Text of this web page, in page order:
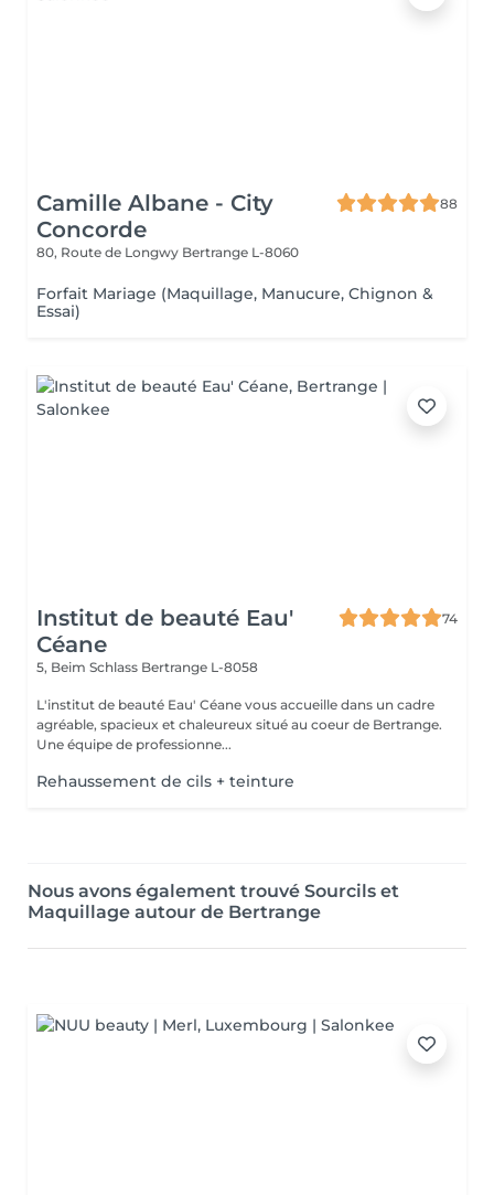
Camille Albane - City
Concorde
88
80, Route de Longwy Bertrange L-8060
Forfait Mariage (Maquillage, Manucure, Chignon &
Essai)
Institut de beauté Eau'
Céane
74
5, Beim Schlass Bertrange L-8058
L'institut de beauté Eau' Céane vous accueille dans un cadre
agréable, spacieux et chaleureux situé au coeur de Bertrange.
Une équipe de professionne...
Rehaussement de cils + teinture
Nous avons également trouvé Sourcils et
Maquillage autour de Bertrange